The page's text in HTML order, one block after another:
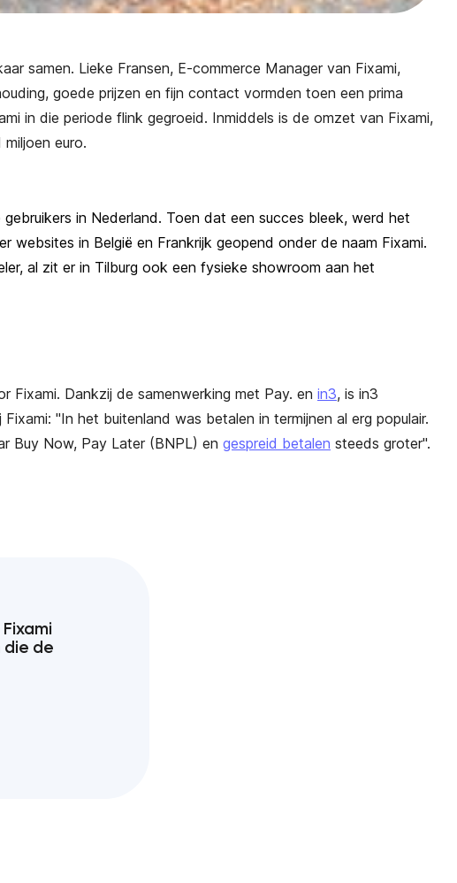
samen. Lieke Fransen, E-commerce Manager van Fixami,
goede prijzen en fijn contact vormden toen een prima
in die periode flink gegroeid. Inmiddels is de omzet van Fixami,
euro.
in Nederland. Toen dat een succes bleek, werd het
websites in België en Frankrijk geopend onder de naam Fixami.
al zit er in Tilburg ook een fysieke showroom aan het
Fixami. Dankzij de samenwerking met Pay. en in3, is in3
"In het buitenland was betalen in termijnen al erg populair.
Buy Now, Pay Later (BNPL) en gespreid betalen steeds groter".
die de